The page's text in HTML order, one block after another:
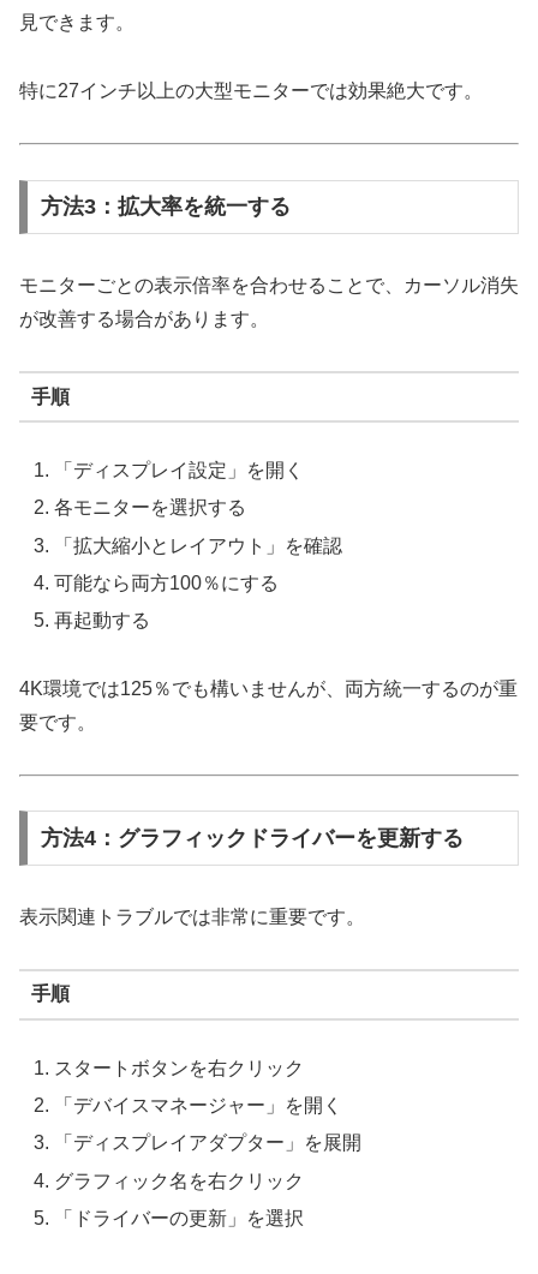
見できます。
特に27インチ以上の大型モニターでは効果絶大です。
方法3：拡大率を統一する
モニターごとの表示倍率を合わせることで、カーソル消失
が改善する場合があります。
手順
「ディスプレイ設定」を開く
各モニターを選択する
「拡大縮小とレイアウト」を確認
可能なら両方100％にする
再起動する
4K環境では125％でも構いませんが、両方統一するのが重
要です。
方法4：グラフィックドライバーを更新する
表示関連トラブルでは非常に重要です。
手順
スタートボタンを右クリック
「デバイスマネージャー」を開く
「ディスプレイアダプター」を展開
グラフィック名を右クリック
「ドライバーの更新」を選択